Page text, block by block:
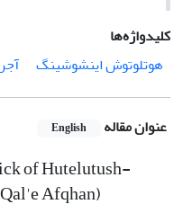
کلیدواژه‌ها
هوتلوتوش اینشوشینگ
عنوان مقاله English
of Hutelutush-
Afqhan)